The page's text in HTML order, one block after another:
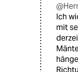
Ich
mit